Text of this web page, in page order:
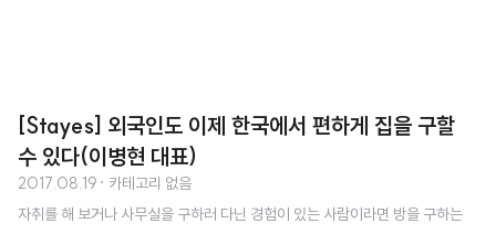
[Stayes] 외국인도 이제 한국에서 편하게 집을 구할
수 있다(이병현 대표)
2017.08.19 · 카테고리 없음
자취를 해 보거나 사무실을 구하러 다닌 경험이 있는 사람이라면 방을 구하는